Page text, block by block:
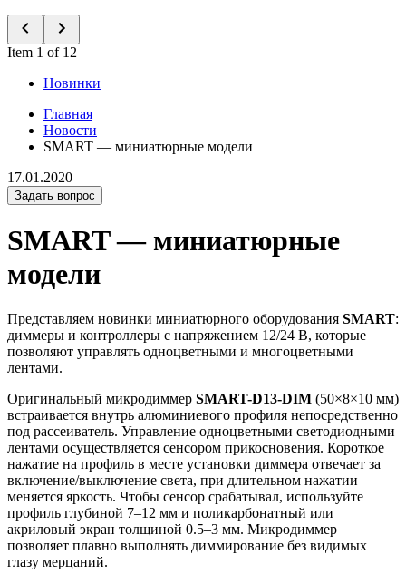
Item 1 of 12
Новинки
Главная
Новости
SMART — миниатюрные модели
17.01.2020
Задать вопрос
SMART — миниатюрные
модели
Представляем новинки миниатюрного оборудования SMART:
диммеры и контроллеры с напряжением 12/24 В, которые
позволяют управлять одноцветными и многоцветными
лентами.
Оригинальный микродиммер SMART-D13-DIM (50×8×10 мм)
встраивается внутрь алюминиевого профиля непосредственно
под рассеиватель. Управление одноцветными светодиодными
лентами осуществляется сенсором прикосновения. Короткое
нажатие на профиль в месте установки диммера отвечает за
включение/выключение света, при длительном нажатии
меняется яркость. Чтобы сенсор срабатывал, используйте
профиль глубиной 7–12 мм и поликарбонатный или
акриловый экран толщиной 0.5–3 мм. Микродиммер
позволяет плавно выполнять диммирование без видимых
глазу мерцаний.